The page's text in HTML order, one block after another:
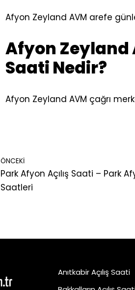
Afyon Zeyland AVM arefe
Afyon Zeyland
Saati Nedir?
Afyon Zeyland AVM çağrı
ÖNCEKI
Park Afyon Açılış Saati – Park
Saatleri
Anıtkabir Açılış Saati